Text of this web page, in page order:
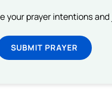
your prayer intentions
SUBMIT PRAYER